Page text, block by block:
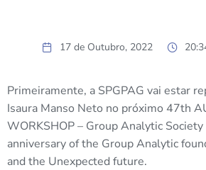
17 de Outubro, 2022
Primeiramente, a SPGPAG vai estar
Isaura Manso Neto no próximo 47th
WORKSHOP – Group Analytic
anniversary of the Group Analytic
and the Unexpected future.